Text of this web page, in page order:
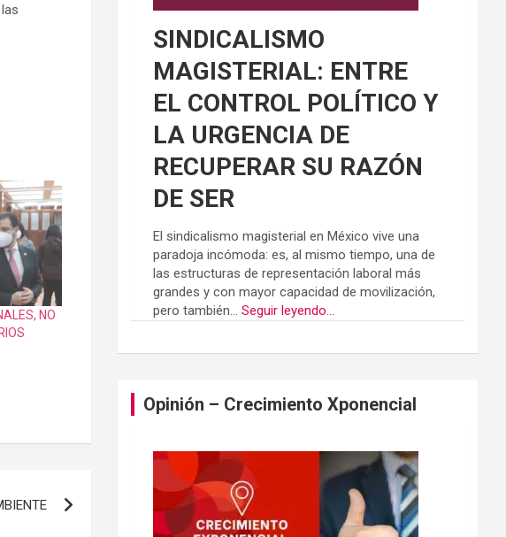
NO
SINDICALISMO
MAGISTERIAL: ENTRE
EL CONTROL POLÍTICO Y
LA URGENCIA DE
RECUPERAR SU RAZÓN
DE SER
El sindicalismo magisterial en México vive una
paradoja incómoda: es, al mismo tiempo, una de
las estructuras de representación laboral más
grandes y con mayor capacidad de movilización,
pero también...Seguir leyendo...
Opinión – Crecimiento Xponencial